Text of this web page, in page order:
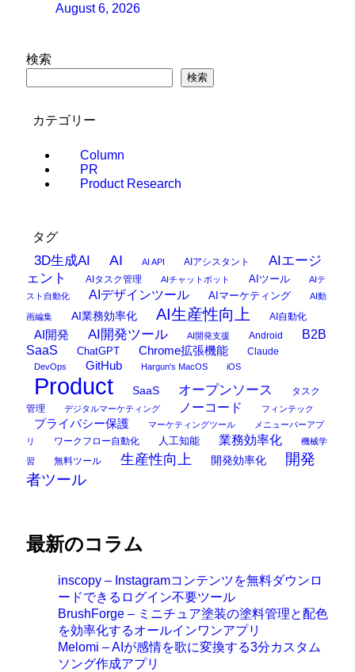
August 6, 2026
検索
検索
カテゴリー
Column
PR
Product Research
タグ
3D生成AI AI AI API AIアシスタント
AIエージ
ェント
AIタスク管理 AIチャットボット AIツール
AIテ
スト自動化
AIデザインツール AIマーケティング AI動
画編集 AI業務効率化 AI生産性向上 AI自動化
AI開発 AI開発ツール AI開発支援 Android
B2B
SaaS
ChatGPT Chrome拡張機能 Claude
DevOps GitHub Hargun's MacOS iOS
Product SaaS オープンソース
タスク
管理
デジタルマーケティング ノーコード フィンテック
プライバシー保護 マーケティングツール
メニューバーアプ
リ
ワークフロー自動化 人工知能 業務効率化 機械学
習 無料ツール 生産性向上 開発効率化
開発
者ツール
最新のコラム
inscopy – Instagramコンテンツを無料ダウンロ
ードできるログイン不要ツール
BrushForge – ミニチュア塗装の塗料管理と配色
を効率化するオールインワンアプリ
Melomi – AIが感情を歌に変換する3分カスタム
ソング作成アプリ